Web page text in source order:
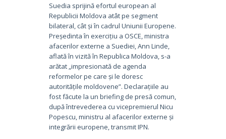
Suedia sprijină efortul european al
Republicii Moldova atât pe segment
bilateral, cât și în cadrul Uniunii Europene.
Președinta în exercițiu a OSCE, ministra
afacerilor externe a Suediei, Ann Linde,
aflată în vizită în Republica Moldova, s-a
arătat „impresionată de agenda
reformelor pe care și le doresc
autoritățile moldovene”. Declarațiile au
fost făcute la un briefing de presă comun,
după întrevederea cu vicepremierul Nicu
Popescu, ministru al afacerilor externe și
integrării europene, transmit IPN.